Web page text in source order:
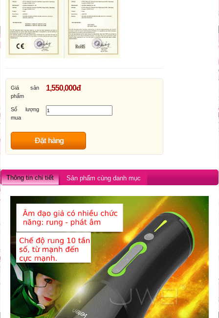
Giá sản
phẩm
1,550,000đ
Số lượng
mua
Đặt hàng
Thông tin chi tiết Sản phẩm cùng danh mục